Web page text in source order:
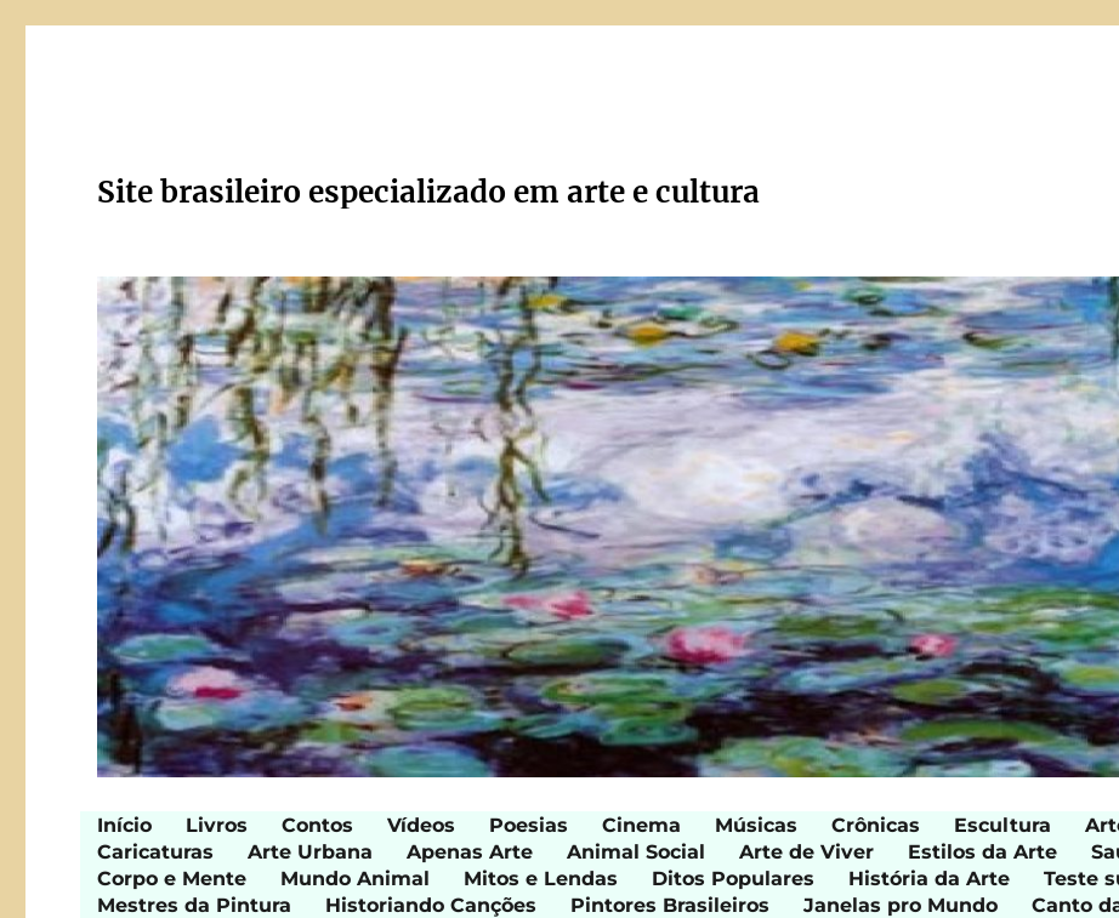
Site brasileiro especializado em arte e cultura
Início Livros Contos Vídeos Poesias Cinema Músicas Crônicas Escultura
Caricaturas
Arte Urbana Apenas Arte Animal Social Arte de Viver Estilos da Arte
Corpo e Mente
Mundo Animal Mitos e Lendas Ditos Populares História da Arte Teste
Mestres da Pintura
Historiando Canções Pintores Brasileiros Janelas pro Mundo Canto